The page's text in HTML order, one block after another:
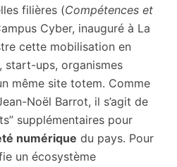
filières (Compétences et
Cyber, inauguré à La
cette mobilisation en
start-ups, organismes
même site totem. Comme
Noël Barrot, il s’agit de
supplémentaires pour
numérique du pays. Pour
un écosystème